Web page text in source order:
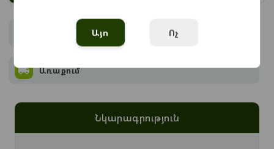
Առաքում
Նկարագրություն
Այո Ոչ